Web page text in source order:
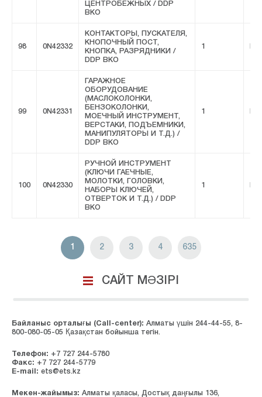
ЦЕНТРОБЕЖНЫХ / DDP
ВКО
98 0N42332
КОНТАКТОРЫ, ПУСКАТЕЛЯ,
КНОПОЧНЫЙ ПОСТ,
КНОПКА, РАЗРЯДНИКИ /
DDP ВКО
1
99 0N42331
ГАРАЖНОЕ
ОБОРУДОВАНИЕ
(МАСЛОКОЛОНКИ,
БЕНЗОКОЛОНКИ,
МОЕЧНЫЙ ИНСТРУМЕНТ,
ВЕРСТАКИ, ПОДЪЕМНИКИ,
МАНИПУЛЯТОРЫ И Т.Д.) /
DDP ВКО
1
100 0N42330
РУЧНОЙ ИНСТРУМЕНТ
(КЛЮЧИ ГАЕЧНЫЕ,
МОЛОТКИ, ГОЛОВКИ,
НАБОРЫ КЛЮЧЕЙ,
ОТВЕРТОК И Т.Д.) / DDP
ВКО
1
1 2 3 4 635
САЙТ МӘЗІРІ
Байланыс орталығы (Сall-center): Алматы үшін 244-44-55, 8-
800-080-05-05 Қазақстан бойынша тегін.
Телефон: +7 727 244-5780
Факс: +7 727 244-5779
E-mail: ets@ets.kz
Мекен-жайымыз: Алматы қаласы, Достық даңғылы 136,